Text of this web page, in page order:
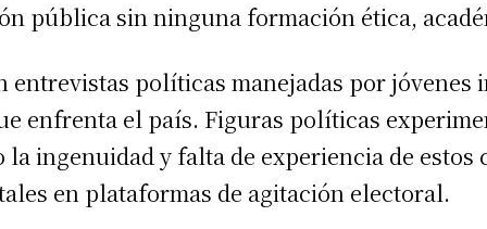
pública sin ninguna formación ética,
entrevistas políticas manejadas por
enfrenta el país. Figuras políticas
ingenuidad y falta de experiencia de
en plataformas de agitación electoral.